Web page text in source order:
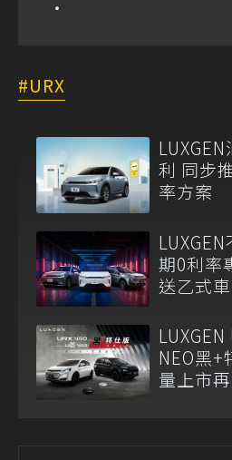
URX
利 同步
率方案
期0利率
送乙式
NEO黑+
量上市